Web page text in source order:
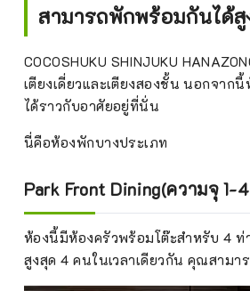
สามารถพักพร้อมกันได้
COCOSHUKU SHINJUKU
เตียงเดี่ยวและเตียงสองชั้น นอกจา
ได้ราวกับอาศัยอยู่ที่นั่น
นี่คือห้องพักบางประเภท
Park Front Dining(ความจุ 1-
ห้องนี้มีห้องครัวพร้อมโต๊ะสำหรับ 4 ท่า
สูงสุด 4 คนในเวลาเดียวกัน คุณสาม